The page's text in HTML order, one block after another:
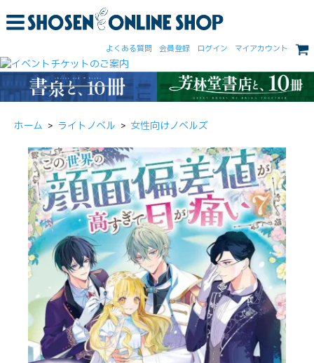
よくある質問 会員登録 ログイン マイアカウント
ホーム > ライトノベル > 女性向けノベルズ